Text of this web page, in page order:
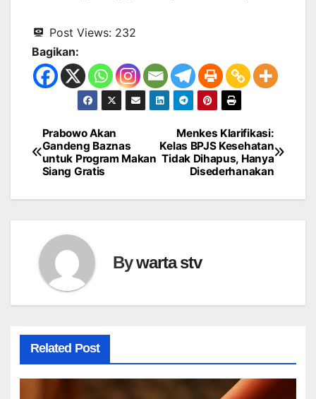
Post Views: 232
Bagikan:
Navigasi
pos
Menkes Klarifikasi:
Kelas BPJS Kesehatan
Tidak Dihapus, Hanya
Disederhanakan
Prabowo Akan
Gandeng Baznas
untuk Program Makan
Siang Gratis
Bywarta stv
Related Post